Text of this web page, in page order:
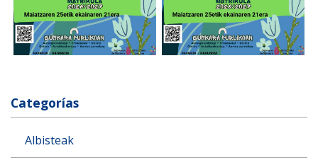
Categorías
Albisteak